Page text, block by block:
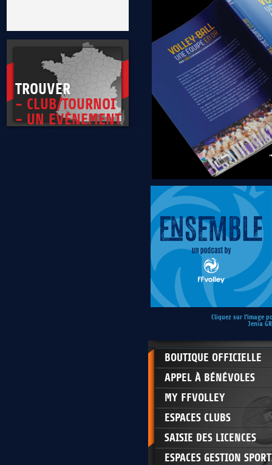
TROUVER
- CLUB/TOURNOI
- UN EVÈNEMENT
Cliquez sur l'image
Jenia
BOUTIQUE OFFICIELLE
APPEL À BÉNÉVOLES
MY FFVOLLEY
ESPACES CLUBS
SAISIE DES LICENCES
ESPACES GESTION